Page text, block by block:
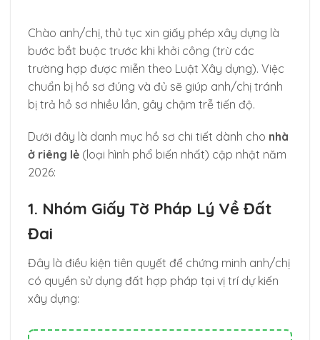
Chào anh/chị, thủ tục xin giấy phép xây dựng là
bước bắt buộc trước khi khởi công (trừ các
trường hợp được miễn theo Luật Xây dựng). Việc
chuẩn bị hồ sơ đúng và đủ sẽ giúp anh/chị tránh
bị trả hồ sơ nhiều lần, gây chậm trễ tiến độ.
Dưới đây là danh mục hồ sơ chi tiết dành cho nhà
ở riêng lẻ (loại hình phổ biến nhất) cập nhật năm
2026:
1. Nhóm Giấy Tờ Pháp Lý Về Đất
Đai
Đây là điều kiện tiên quyết để chứng minh anh/chị
có quyền sử dụng đất hợp pháp tại vị trí dự kiến
xây dựng: